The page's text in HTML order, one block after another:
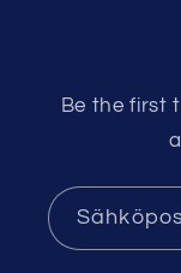
Be the first